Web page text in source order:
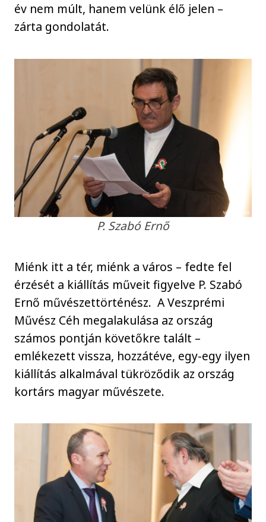
év nem múlt, hanem velünk élő jelen –
zárta gondolatát.
P. Szabó Ernő
Miénk itt a tér, miénk a város – fedte fel
érzését a kiállítás műveit figyelve P. Szabó
Ernő művészettörténész. A Veszprémi
Művész Céh megalakulása az ország
számos pontján követőkre talált –
emlékezett vissza, hozzátéve, egy-egy ilyen
kiállítás alkalmával tükröződik az ország
kortárs magyar művészete.